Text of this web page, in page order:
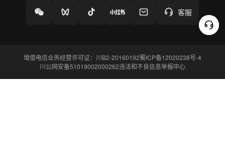
客服
增值电信业务经营许可证：川B2-20160192蜀ICP备12020238号-4
川公网安备51019002000262违法和不良信息举报中心